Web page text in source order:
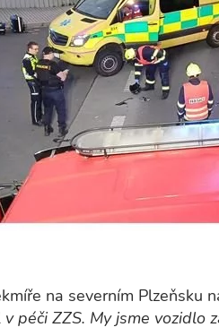
na severním Plzeňsku
v péči ZZS. My jsme vozidlo